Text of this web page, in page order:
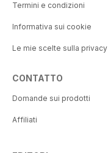
Termini e condizioni
Informativa sui cookie
Le mie scelte sulla privacy
CONTATTO
Domande sui prodotti
Affiliati